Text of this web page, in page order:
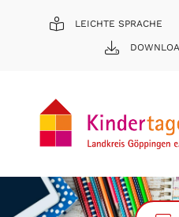
LEICHTE SPRACHE